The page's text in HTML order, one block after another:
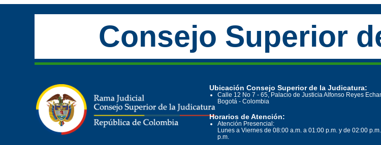
Consejo Superior
Ubicación Consejo Superior de la Judicatura:
Calle 12 No 7 - 65, Palacio de Justicia Alfonso Reyes
Bogotá - Colombia
Horarios de Atención:
Atención Presencial:
Lunes a Viernes de 08:00 a.m. a 01:00 p.m. y de 02:00
p.m.